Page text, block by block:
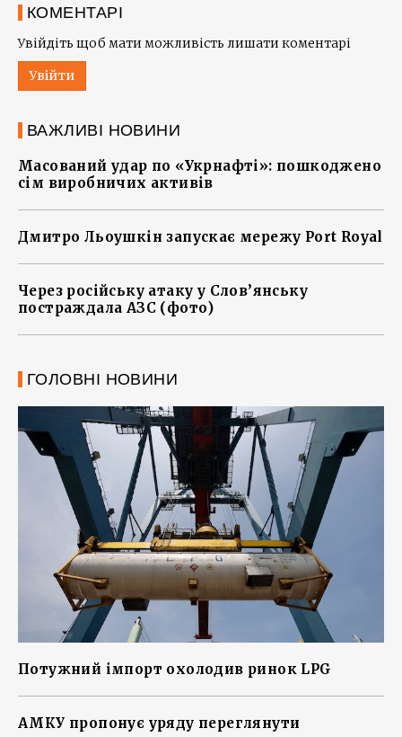
КОМЕНТАРІ
Увійдіть щоб мати можливість лишати коментарі
Увійти
ВАЖЛИВІ НОВИНИ
Масований удар по «Укрнафті»: пошкоджено
сім виробничих активів
Дмитро Льоушкін запускає мережу Port Royal
Через російську атаку у Слов’янську
постраждала АЗС (фото)
ГОЛОВНІ НОВИНИ
Потужний імпорт охолодив ринок LPG
АМКУ пропонує уряду переглянути